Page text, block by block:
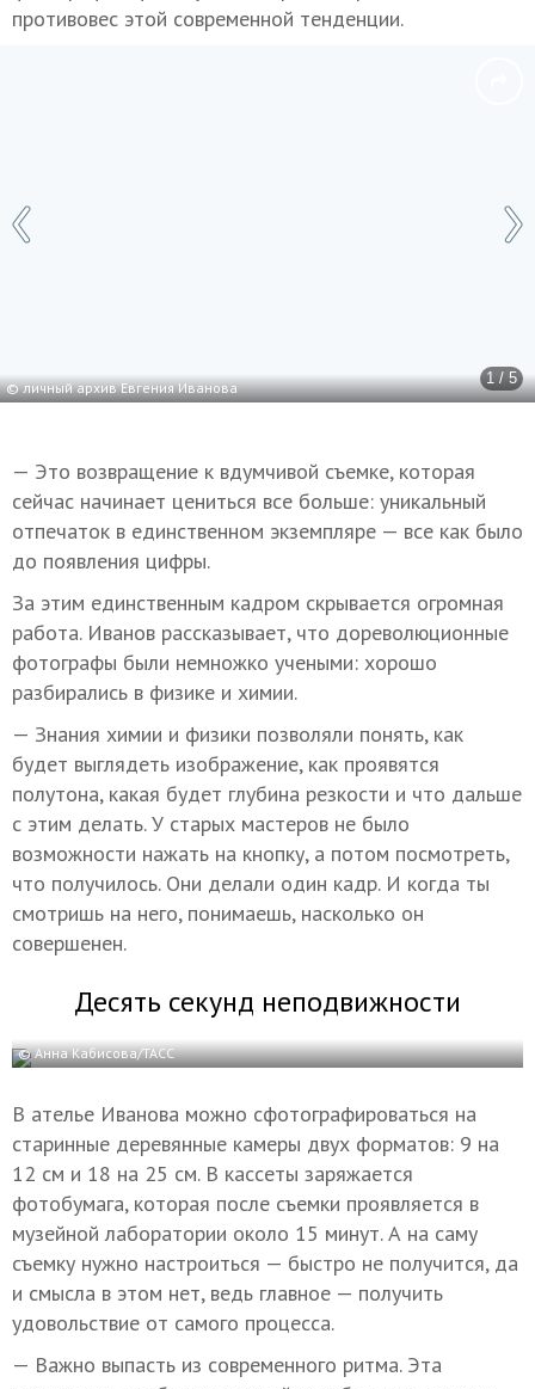
противовес этой современной тенденции.
1 / 5
© личный архив Евгения Иванова
— Это возвращение к вдумчивой съемке, которая
сейчас начинает цениться все больше: уникальный
отпечаток в единственном экземпляре — все как было
до появления цифры.
За этим единственным кадром скрывается огромная
работа. Иванов рассказывает, что дореволюционные
фотографы были немножко учеными: хорошо
разбирались в физике и химии.
— Знания химии и физики позволяли понять, как
будет выглядеть изображение, как проявятся
полутона, какая будет глубина резкости и что дальше
с этим делать. У старых мастеров не было
возможности нажать на кнопку, а потом посмотреть,
что получилось. Они делали один кадр. И когда ты
смотришь на него, понимаешь, насколько он
совершенен.
Десять секунд неподвижности
© Анна Кабисова/ТАСС
В ателье Иванова можно сфотографироваться на
старинные деревянные камеры двух форматов: 9 на
12 см и 18 на 25 см. В кассеты заряжается
фотобумага, которая после съемки проявляется в
музейной лаборатории около 15 минут. А на саму
съемку нужно настроиться — быстро не получится, да
и смысла в этом нет, ведь главное — получить
удовольствие от самого процесса.
— Важно выпасть из современного ритма. Эта